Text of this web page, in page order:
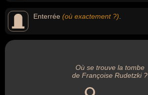
Enterrée (où exactement ?)
Où se trouve la tombe
de Françoise Rudetzki ?